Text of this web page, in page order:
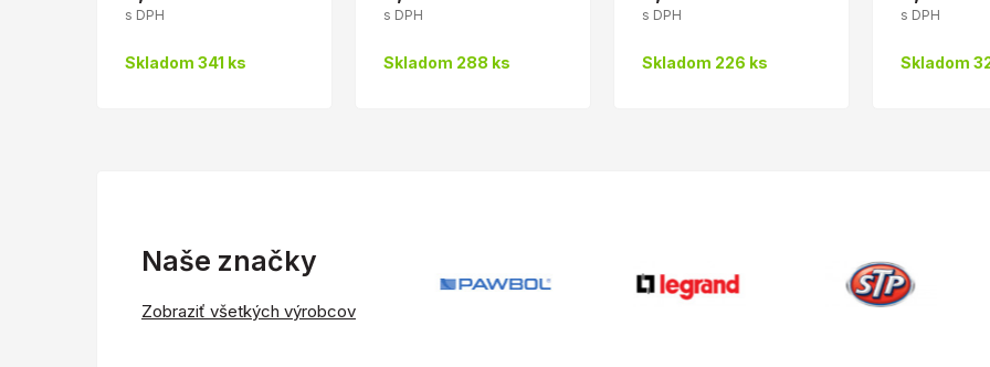
s DPH
Skladom 341 ks
s DPH
Skladom 288 ks
s DPH
Skladom 226 ks
s DPH
Skladom
Naše značky
Zobraziť všetkých výrobcov